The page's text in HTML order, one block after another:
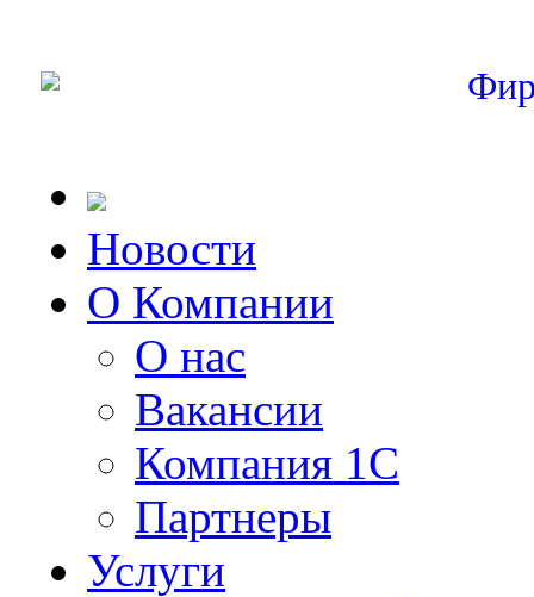
Новости
О Компании
О нас
Вакансии
Компания 1С
Партнеры
Услуги